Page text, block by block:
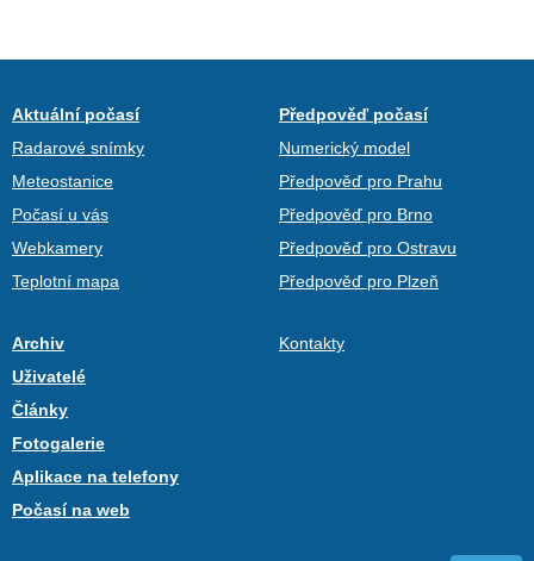
Aktuální počasí
Radarové snímky
Meteostanice
Počasí u vás
Webkamery
Teplotní mapa
Předpověď počasí
Numerický model
Předpověď pro Prahu
Předpověď pro Brno
Předpověď pro Ostravu
Předpověď pro Plzeň
Archiv
Uživatelé
Články
Fotogalerie
Aplikace na telefony
Počasí na web
Kontakty